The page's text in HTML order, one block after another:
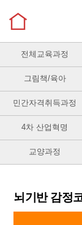
전체교육과정
그림책/육아
민간자격취득과정
4차 산업혁명
교양과정
뇌기반 감정